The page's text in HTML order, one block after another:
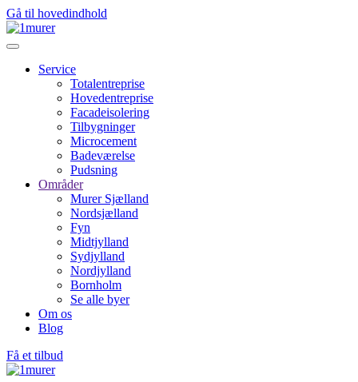
Gå til hovedindhold
Service
Totalentreprise
Hovedentreprise
Facadeisolering
Tilbygninger
Microcement
Badeværelse
Pudsning
Områder
Murer Sjælland
Nordsjælland
Fyn
Midtjylland
Sydjylland
Nordjylland
Bornholm
Se alle byer
Om os
Blog
Få et tilbud